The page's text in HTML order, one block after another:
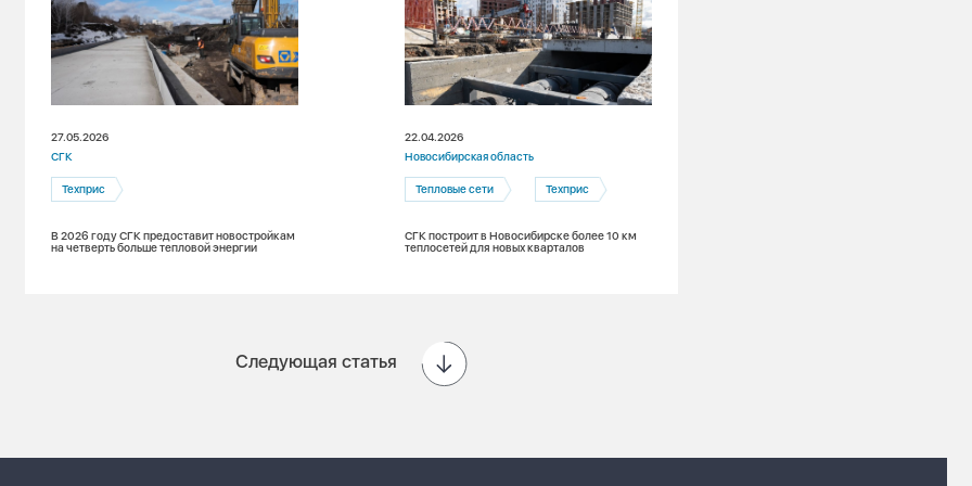
27.05.2026
СГК
Техприс
В 2026 году СГК предоставит новостройкам
на четверть больше тепловой энергии
22.04.2026
Новосибирская область
Тепловые сети Техприс
СГК построит в Новосибирске более 10 км
теплосетей для новых кварталов
Следующая статья